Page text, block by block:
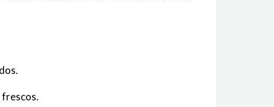
frescos.